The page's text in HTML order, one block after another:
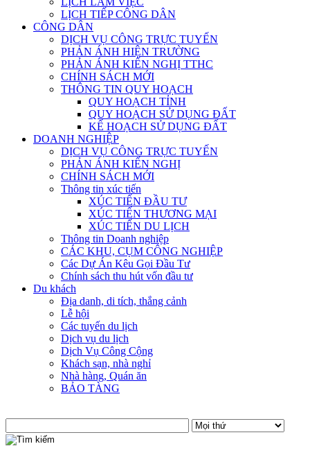
LỊCH TIẾP CÔNG DÂN
CÔNG DÂN
DỊCH VỤ CÔNG TRỰC TUYẾN
PHẢN ÁNH HIỆN TRƯỜNG
PHẢN ÁNH KIẾN NGHỊ TTHC
CHÍNH SÁCH MỚI
THÔNG TIN QUY HOẠCH
QUY HOẠCH TỈNH
QUY HOẠCH SỬ DỤNG ĐẤT
KẾ HOẠCH SỬ DỤNG ĐẤT
DOANH NGHIỆP
DỊCH VỤ CÔNG TRỰC TUYẾN
PHẢN ÁNH KIẾN NGHỊ
CHÍNH SÁCH MỚI
Thông tin xúc tiến
XÚC TIẾN ĐẦU TƯ
XÚC TIẾN THƯƠNG MẠI
XÚC TIẾN DU LỊCH
Thông tin Doanh nghiệp
CÁC KHU, CỤM CÔNG NGHIỆP
Các Dự Án Kêu Gọi Đầu Tư
Chính sách thu hút vốn đầu tư
Du khách
Địa danh, di tích, thắng cảnh
Lễ hội
Các tuyến du lịch
Dịch vụ du lịch
Dịch Vụ Công Cộng
Khách sạn, nhà nghỉ
Nhà hàng, Quán ăn
BẢO TÀNG